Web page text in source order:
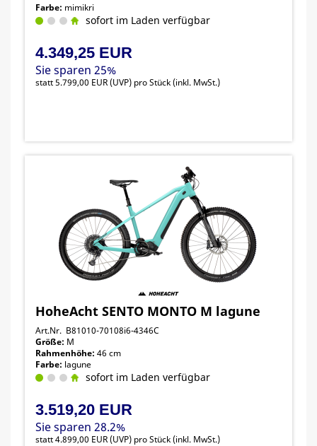
Farbe: mimikri
sofort im Laden verfügbar
4.349,25 EUR
Sie sparen 25%
statt5.799,00 EUR(UVP) pro Stück (inkl. MwSt.)
HoheAcht SENTO MONTO M lagune
Art.Nr. B81010-70108i6-4346C
Größe: M
Rahmenhöhe: 46 cm
Farbe: lagune
sofort im Laden verfügbar
3.519,20 EUR
Sie sparen 28.2%
statt4.899,00 EUR(UVP) pro Stück (inkl. MwSt.)